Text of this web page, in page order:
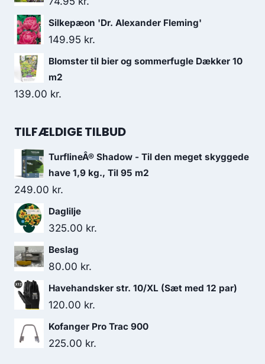
Silkepæon 'Dr. Alexander Fleming'
149.95 kr.
Blomster til bier og sommerfugle Dækker 10
m2
139.00 kr.
TILFÆLDIGE TILBUD
TurflineÂ® Shadow - Til den meget skyggede
have 1,9 kg., Til 95 m2
249.00 kr.
Daglilje
325.00 kr.
Beslag
80.00 kr.
Havehandsker str. 10/XL (Sæt med 12 par)
120.00 kr.
Kofanger Pro Trac 900
225.00 kr.